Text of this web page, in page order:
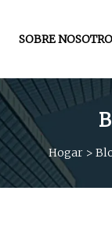
SOBRE
Hogar>